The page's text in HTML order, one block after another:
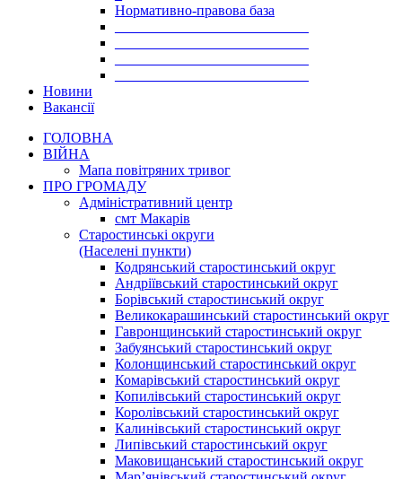
Нормативно-правова база
Новини
Вакансії
ГОЛОВНА
ВІЙНА
Мапа повітряних тривог
ПРО ГРОМАДУ
Aдміністративний центр
смт Макарів
Старостинські округи
(Населені пункти)
Кодрянський старостинський округ
Андріївський старостинський округ
Борівський старостинський округ
Великокарашинський старостинський округ
Гавронщинський старостинський округ
Забуянський старостинський округ
Колонщинський старостинський округ
Комарівський старостинський округ
Копилівський старостинський округ
Королівський старостинський округ
Калинівський старостинський округ
Липівський старостинський округ
Маковищанський старостинський округ